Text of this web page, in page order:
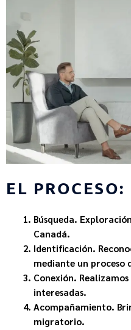
EL PROCESO:
Búsqueda.
Canadá.
Identificación.
mediante un proceso
Conexión.
interesadas.
Acompañamiento.
migratorio.